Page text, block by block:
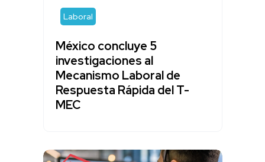
Laboral
México concluye 5
investigaciones al
Mecanismo Laboral de
Respuesta Rápida del T-
MEC